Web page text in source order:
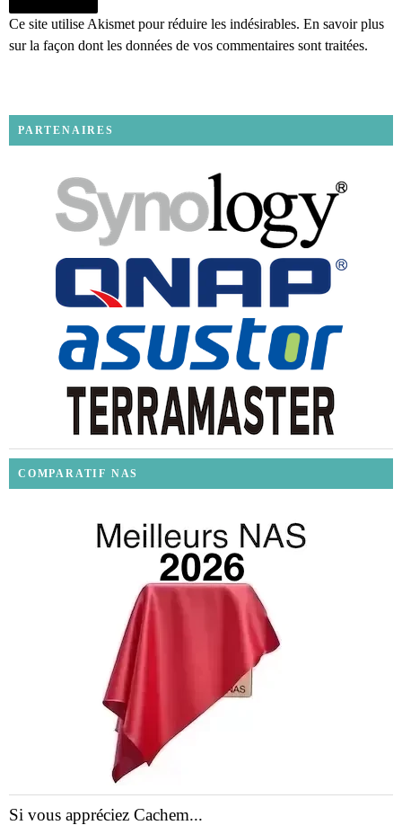
Ce site utilise Akismet pour réduire les indésirables. En savoir plus
sur la façon dont les données de vos commentaires sont traitées.
PARTENAIRES
COMPARATIF NAS
Si vous appréciez Cachem...